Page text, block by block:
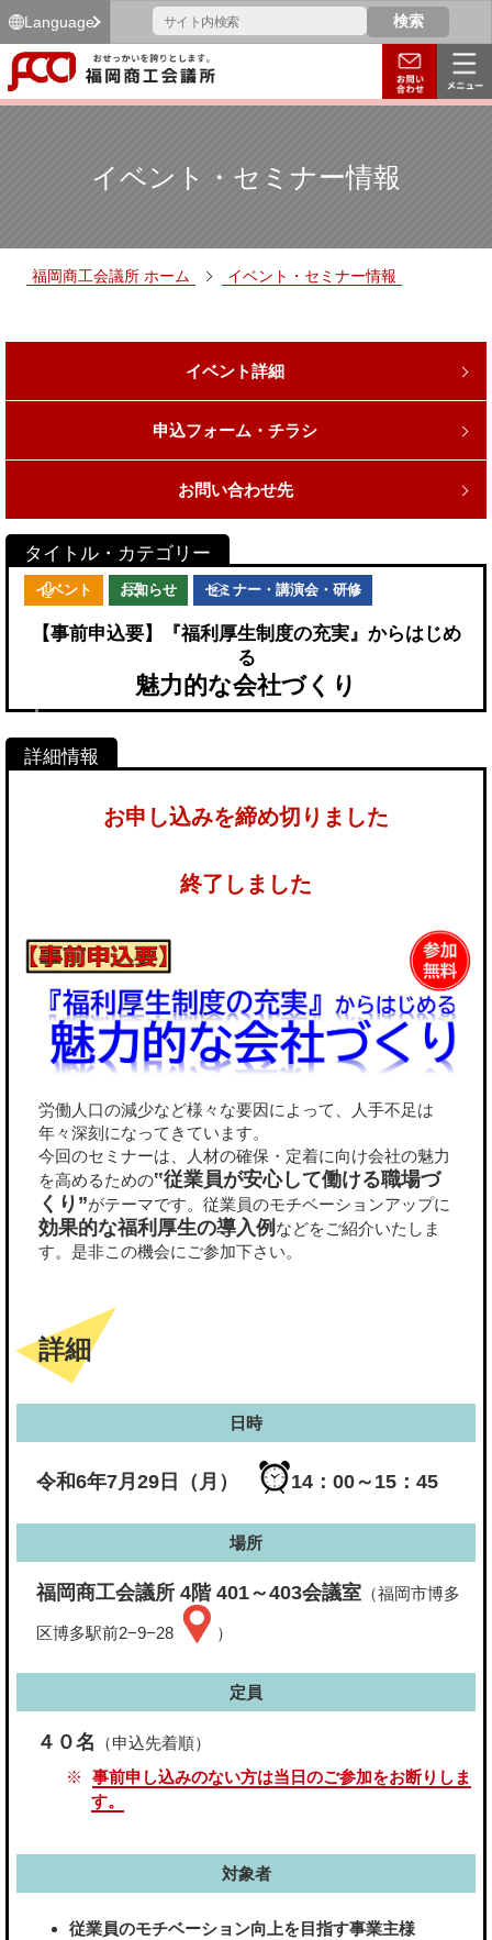
Language
イベント・セミナー情報
福岡商工会議所 ホーム イベント・セミナー情報
イベント詳細
申込フォーム・チラシ
お問い合わせ先
イベント お知らせ セミナー・講演会・研修
【事前申込要】『福利厚生制度の充実』からはじめ
る
魅力的な会社づくり
お申し込みを締め切りました
終了しました
労働人口の減少など様々な要因によって、人手不足は
年々深刻になってきています。
今回のセミナーは、人材の確保・定着に向け会社の魅力
を高めるための‟従業員が安心して働ける職場づ
くり”がテーマです。従業員のモチベーションアップに
効果的な福利厚生の導入例などをご紹介いたしま
す。是非この機会にご参加下さい。
詳細
日時
令和6年7月29日（月） 14：00～15：45
場所
福岡商工会議所 4階 401～403会議室 （福岡市博多
区博多駅前2−9−28 ）
定員
４０名
（申込先着順）
事前申し込みのない方は当日のご参加をお断りしま
す。
対象者
従業員のモチベーション向上を目指す事業主様